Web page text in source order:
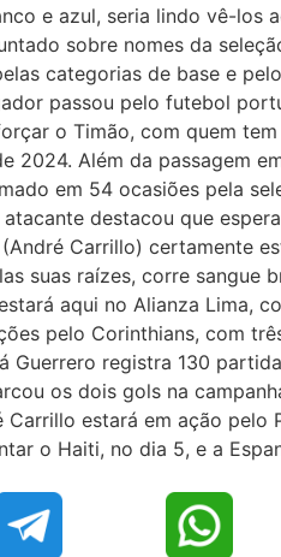
e azul, seria lindo vê-los
sobre nomes da
categorias de base e
passou pelo futebol
o Timão, com quem
2024. Além da passagem
em 54 ocasiões pela
destacou que
Carrillo) certamente
suas raízes, corre sangue
aqui no Alianza Lima,
pelo Corinthians, com
registra 130
os dois gols na
Carrillo estará em ação pelo
o Haiti, no dia 5, e a